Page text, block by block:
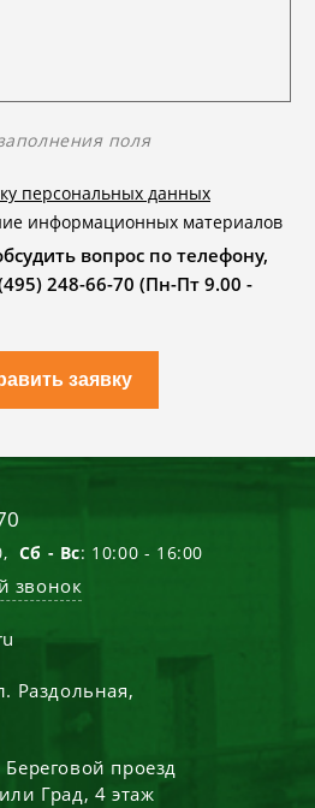
поля
персональных данных
информационных материалов
вопрос по телефону,
248-66-70 (Пн-Пт 9.00 -
заявку
Сб - Вс: 10:00 - 16:00
звонок
Раздольная,
Береговой проезд
Град, 4 этаж